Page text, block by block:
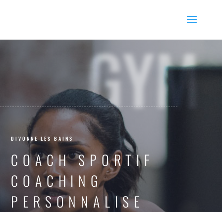
GYM
DIVONNE LES BAINS
COACH SPORTIF
COACHING
PERSONNALISE